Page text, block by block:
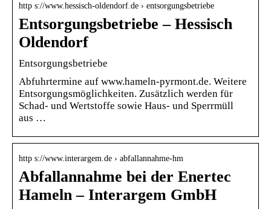
http s://www.hessisch-oldendorf.de › entsorgungsbetriebe
Entsorgungsbetriebe – Hessisch
Oldendorf
Entsorgungsbetriebe
Abfuhrtermine auf www.hameln-pyrmont.de. Weitere
Entsorgungsmöglichkeiten. Zusätzlich werden für
Schad- und Wertstoffe sowie Haus- und Sperrmüll
aus …
http s://www.interargem.de › abfallannahme-hm
Abfallannahme bei der Enertec
Hameln – Interargem GmbH